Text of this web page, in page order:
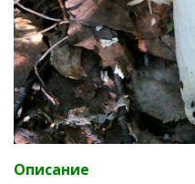
Описание